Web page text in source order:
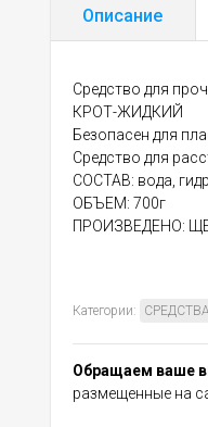
Описание
Средство для
КРОТ-ЖИДКИЙ
Безопасен для
Средство для
СОСТАВ: вода,
ОБЪЕМ: 700г
ПРОИЗВЕДЕНО:
Категории:
Обращаем ваше
размещенные на